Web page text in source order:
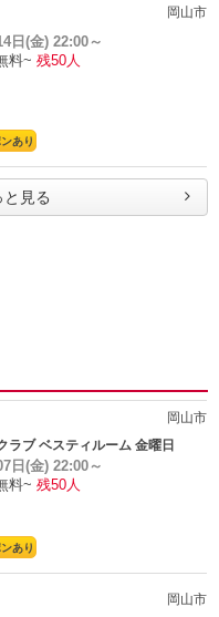
岡山市
日(金) 22:00～
料~ 残50人
あり
と見る
岡山市
ラブ ベスティルーム 金曜日
日(金) 22:00～
料~ 残50人
あり
岡山市